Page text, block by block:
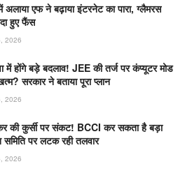
अलाया एफ ने बढ़ाया इंटरनेट का पारा, ग्लैमरस
हुए फैंस
2026
में होंगे बड़े बदलाव! JEE की तर्ज पर कंप्यूटर मोड
सरकार ने बताया पूरा प्लान
2026
की कुर्सी पर संकट! BCCI कर सकता है बड़ा
पर लटक रही तलवार
2026